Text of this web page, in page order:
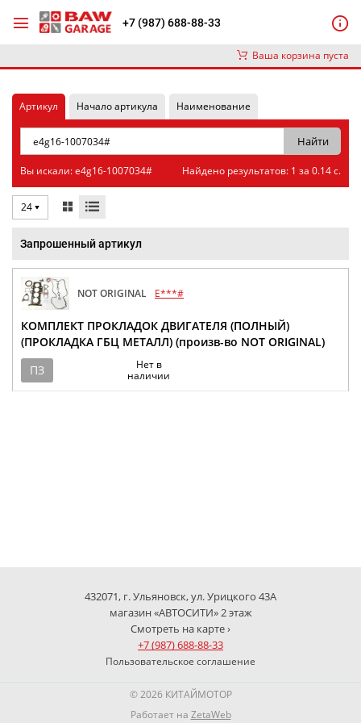
+7 (987) 688-88-33
Ваша корзина пуста
Артикул Начало артикула Наименование
Вы искали: e4g16-1007034# Найдено результатов: 1 за 0.14 с.
24
Запрошенный артикул
NOT ORIGINAL E***#
КОМПЛЕКТ ПРОКЛАДОК ДВИГАТЕЛЯ (ПОЛНЫЙ)
(ПРОКЛАДКА ГБЦ МЕТАЛЛ) (произв-во NOT ORIGINAL)
ПЗ
Нет в
наличии
432071, г. Ульяновск, ул. Урицкого 43А
магазин «АВТОСИТИ» 2 этаж
Смотреть на карте ›
+7 (987) 688-88-33
Пользовательское соглашение
© 2026 КИТАЙМОТОР
Работает на ZetaWeb